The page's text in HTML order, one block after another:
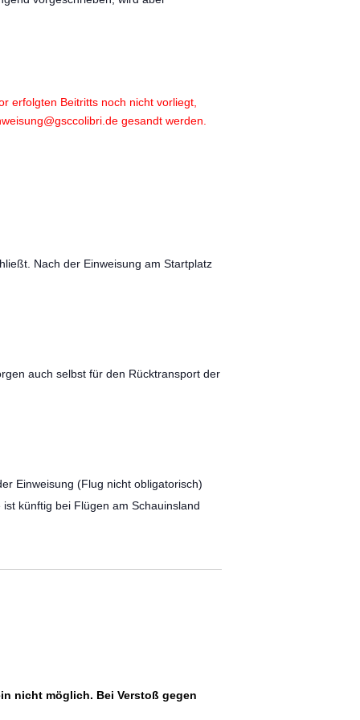
erfolgten Beitritts noch nicht vorliegt,
gesandt werden.
Nach der Einweisung am Startplatz
auch selbst für den Rücktransport der
Einweisung (Flug nicht obligatorisch)
künftig bei Flügen am Schauinsland
nicht möglich. Bei Verstoß gegen